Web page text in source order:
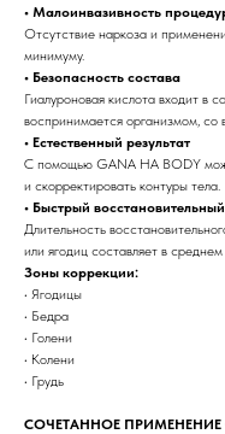
• Малоинвазивность
Отсутствие наркоза и
минимуму.
• Безопасность состава
Гиалуроновая кислота входит в
воспринимается организмом, со
• Естественный результат
С помощью GANA HA BODY
и скорректировать контуры тела.
• Быстрый
Длительность
или ягодиц составляет в
Зоны коррекции:
• Ягодицы
• Бедра
• Голени
• Колени
• Грудь
СОЧЕТАННОЕ ПРИМЕНЕНИЕ